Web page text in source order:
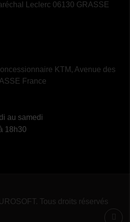
Leclerc 06130 GRASSE
KTM, Avenue des
France
au samedi
18h30
Tous droits réservés